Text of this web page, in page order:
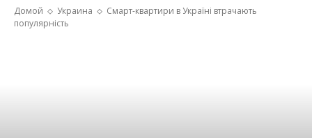
Домой Украина
Смарт-квартири в Україні втрачають
популярність